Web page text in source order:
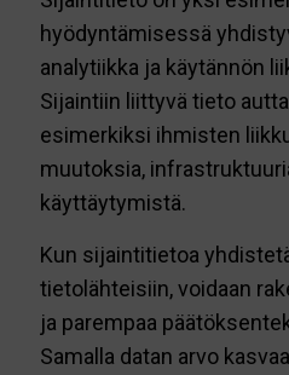
hyödyntämisessä
analytiikka ja käytännön
Sijaintiin liittyvä tieto
esimerkiksi ihmisten
muutoksia,
käyttäytymistä.
Kun sijaintitietoa
tietolähteisiin, voidaan
ja parempaa
Samalla datan arvo